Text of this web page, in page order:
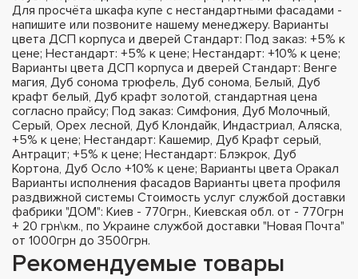
Для просчёта шкафа купе с нестандартными фасадами -
напишите или позвоните нашему менеджеру. Варианты
цвета ДСП корпуса и дверей Стандарт: Под заказ: +5% к
цене; Нестандарт: +5% к цене; Нестандарт: +10% к цене;
Варианты цвета ДСП корпуса и дверей Стандарт: Венге
магия, Дуб сонома трюфель, Дуб сонома, Белый, Дуб
крафт белый, Дуб крафт золотой, стандартная цена
согласно прайсу; Под заказ: Симфония, Дуб Молочный,
Серый, Орех лесной, Дуб Клондайк, Индастриал, Аляска,
+5% к цене; Нестандарт: Кашемир, Дуб Крафт серый,
Антрацит; +5% к цене; Нестандарт: Блэкрок, Дуб
Кортона, Дуб Осло +10% к цене; Варианты цвета Оракал
Варианты исполнения фасадов Варианты цвета профиля
раздвижной системы Стоимость услуг службой доставки
фабрики "ДОМ": Киев - 770грн., Киевская обл. от - 770грн
+ 20 грн\км., по Украине службой доставки "Новая Почта"
от 1000грн до 3500грн.
Рекомендуемые товары